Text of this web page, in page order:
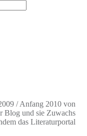
/ Anfang 2010 von
Blog und sie Zuwachs
das Literaturportal